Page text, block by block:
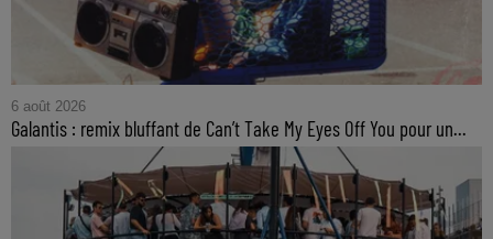
6 août 2026
Galantis : remix bluffant de Can’t Take My Eyes Off You pour un...